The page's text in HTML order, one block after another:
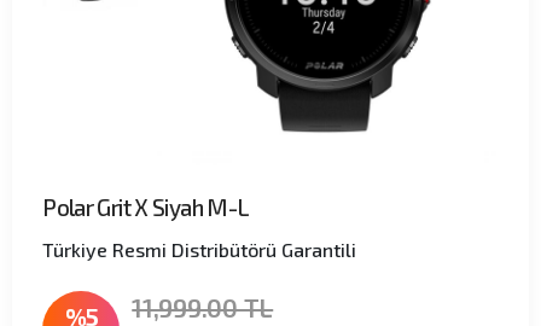
Polar Grit X Siyah M-L
Türkiye Resmi Distribütörü Garantili
%5 11,999.00 TL